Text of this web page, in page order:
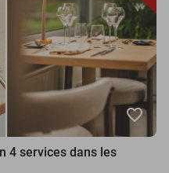
favorite_border
4 services dans les